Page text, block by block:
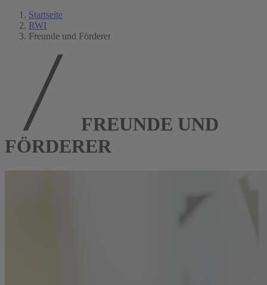
Startseite
RWI
Freunde und Förderer
FREUNDE UND
FÖRDERER